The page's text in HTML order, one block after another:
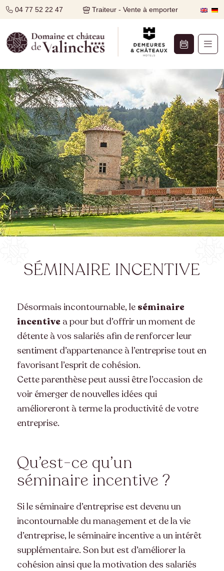
04 77 52 22 47 Traiteur - Vente à emporter
SÉMINAIRE INCENTIVE
Désormais incontournable, le séminaire
incentivea pour but d’offrir un moment de
détente à vos salariés afin de renforcer leur
sentiment d’appartenance à l’entreprise tout en
favorisant l’esprit de cohésion.
Cette parenthèse peut aussi être l’occasion de
voir émerger de nouvelles idées qui
amélioreront à terme la productivité de votre
entreprise.
Qu’est-ce qu’un
séminaire incentive ?
Si le séminaire d’entreprise est devenu un
incontournable du management et de la vie
d’entreprise, le séminaire incentive a un intérêt
supplémentaire. Son but est d’améliorer la
cohésion ainsi que la motivation des salariés